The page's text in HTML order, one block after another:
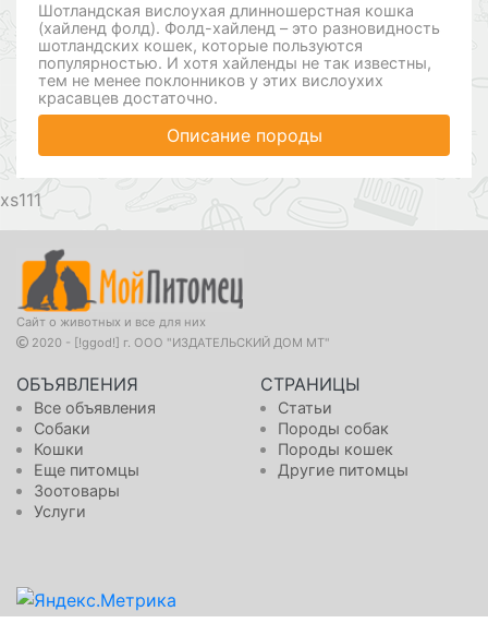
Шотландская вислоухая длинношерстная кошка
(хайленд фолд). Фолд-хайленд – это разновидность
шотландских кошек, которые пользуются
популярностью. И хотя хайленды не так известны,
тем не менее поклонников у этих вислоухих
красавцев достаточно.
Описание породы
111
Сайт о животных и все для них
2020 - [!ggod!] г. ООО "ИЗДАТЕЛЬСКИЙ ДОМ МТ"
ОБЪЯВЛЕНИЯ
Все объявления
Собаки
Кошки
Еще питомцы
Зоотовары
Услуги
СТРАНИЦЫ
Статьи
Породы собак
Породы кошек
Другие питомцы